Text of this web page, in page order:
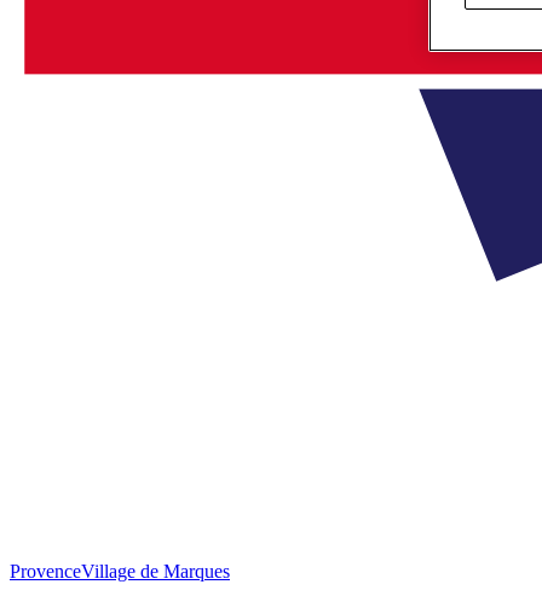
ProvenceVillage de Marques